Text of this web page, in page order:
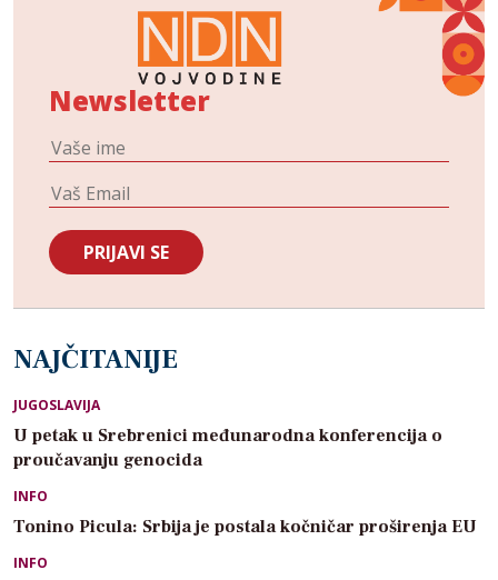
Newsletter
NAJČITANIJE
JUGOSLAVIJA
U petak u Srebrenici međunarodna konferencija o
proučavanju genocida
INFO
Tonino Picula: Srbija je postala kočničar proširenja EU
INFO